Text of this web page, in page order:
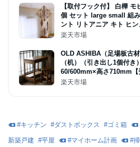
ネプレ】
【取付フック付】 白樺
個 セット large small 組
ント リトアニア キト ヒ
内 インテリア プレゼント
楽天市場
OLD ASHIBA（足場板古
（机）（引き出し1個付
60/600mm×高さ710mm【
楽天市場
#キッチン #ダストボックス #ゴミ箱
新築戸建 #平屋 #マイホーム計画 #